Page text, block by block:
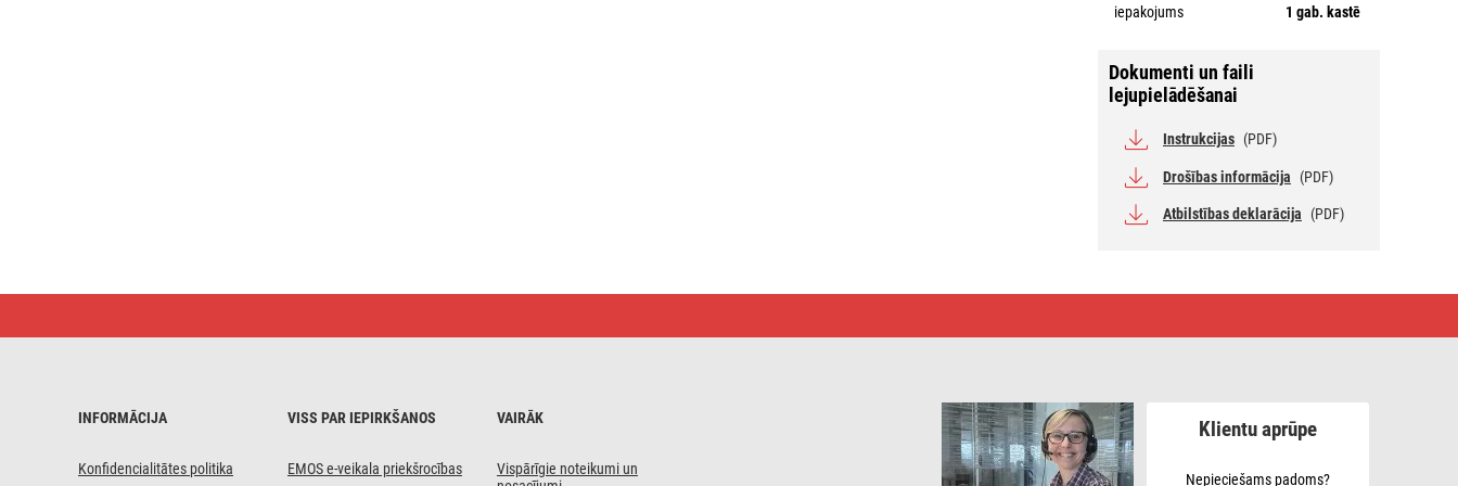
iepakojums
1 gab. kastē
Dokumenti un faili
lejupielādēšanai
Instrukcijas (PDF)
Drošības informācija (PDF)
Atbilstības deklarācija (PDF)
eglīte,
INFORMĀCIJA
Konfidencialitātes politika
VISS PAR IEPIRKŠANOS
EMOS e-veikala priekšrocības
VAIRĀK
Vispārīgie noteikumi un
Klientu aprūpe
Nepieciešams padoms?